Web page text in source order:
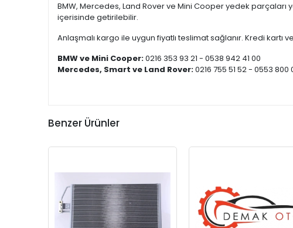
BMW, Mercedes, Land Rover ve Mini Cooper yedek
içerisinde getirilebilir.
Anlaşmalı kargo ile uygun fiyatlı teslimat sağlanır. Kredi kartı
BMW ve Mini Cooper:0216 353 93 21 - 0538 942 41 00
Mercedes, Smart ve Land Rover:0216 755 51 52 - 0553 800
Benzer Ürünler